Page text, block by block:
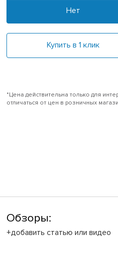
Нет
Купить в 1 клик
*Цена действительна только для
отличаться от цен в розничных
Обзоры:
+добавить статью или видео